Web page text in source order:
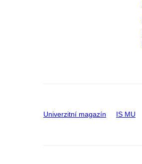
Univerzitní magazín IS MU